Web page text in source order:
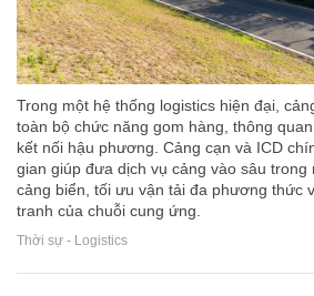
Trong một hệ thống logistics hiện đại,
toàn bộ chức năng gom hàng, thông
kết nối hậu phương. Cảng cạn và ICD
gian giúp đưa dịch vụ cảng vào sâu
cảng biển, tối ưu vận tải đa phương thức
tranh của chuỗi cung ứng.
Thời sự - Logistics